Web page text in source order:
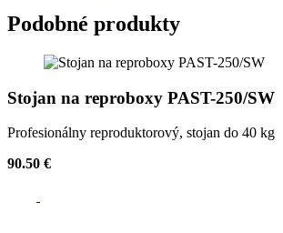
Podobné produkty
Stojan na reproboxy PAST-250/SW
Profesionálny reproduktorový, stojan do 40 kg
90.50 €